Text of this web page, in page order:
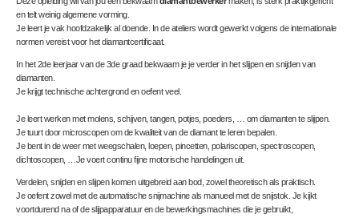
en telt weinig algemene vorming.
Je leert je vak hoofdzakelijk al doende. In de ateliers wordt gewerkt volgens de internationale
normen vereist voor het diamantcertificaat.
In het 2de leerjaar van de 3de graad bekwaam je je verder in het slijpen en snijden van
diamanten.
Je krijgt technische achtergrond en oefent veel.
Je leert werken met molens, schijven, tangen, potjes, poeders, … om diamanten te slijpen.
Je tuurt door microscopen om de kwaliteit van de diamant te leren bepalen.
Je bent in de weer met weegschalen, loepen, pincetten, polariscopen, spectroscopen,
dichtoscopen, …Je voert continu fijne motorische handelingen uit.
Verdelen, snijden en slijpen komen uitgebreid aan bod, zowel theoretisch als praktisch.
Je oefent zowel met de automatische snijmachine als manueel met de snijstok. Je kijkt
voortdurend na of de slijpapparatuur en de bewerkingsmachines die je gebruikt,